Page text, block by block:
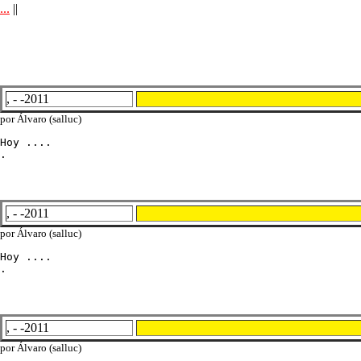
... ||
, - -2011
por Álvaro (salluc)
Hoy ....
.
, - -2011
por Álvaro (salluc)
Hoy ....
.
, - -2011
por Álvaro (salluc)